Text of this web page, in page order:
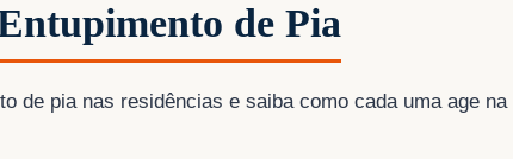
de Pia
de pia nas residências e saiba como cada uma age na